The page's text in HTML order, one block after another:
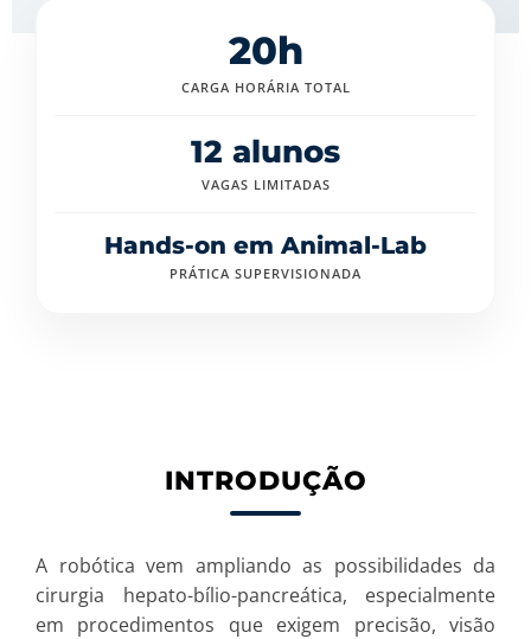
20h
CARGA HORÁRIA TOTAL
12 alunos
VAGAS LIMITADAS
Hands-on em Animal-Lab
PRÁTICA SUPERVISIONADA
INTRODUÇÃO
A robótica vem ampliando as possibilidades da
cirurgia hepato-bílio-pancreática, especialmente
em procedimentos que exigem precisão, visão